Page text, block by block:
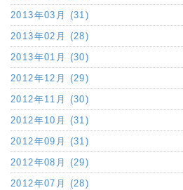
2013年03月 (31)
2013年02月 (28)
2013年01月 (30)
2012年12月 (29)
2012年11月 (30)
2012年10月 (31)
2012年09月 (31)
2012年08月 (29)
2012年07月 (28)